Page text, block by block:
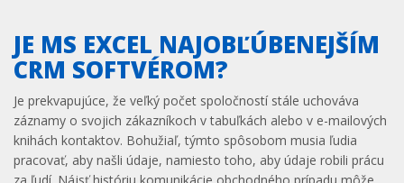
JE MS EXCEL NAJOBĽÚBENEJŠÍM
CRM SOFTVÉROM?
Je prekvapujúce, že veľký počet spoločností stále uchováva
záznamy o svojich zákazníkoch v tabuľkách alebo v e-mailových
knihách kontaktov. Bohužiaľ, týmto spôsobom musia ľudia
pracovať, aby našli údaje, namiesto toho, aby údaje robili prácu
za ľudí. Nájsť históriu komunikácie obchodného prípadu môže